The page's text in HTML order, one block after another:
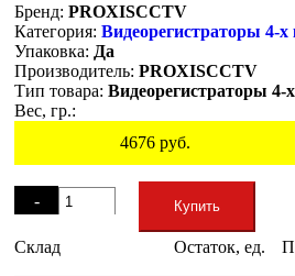
Бренд: PROXISCCTV
Категория: Видеорегистраторы 4-
Упаковка: Да
Производитель: PROXISCCTV
Тип товара: Видеорегистраторы 4-
Вес, гр.:
4676руб.
-
+
Купить
Склад Остаток, ед.